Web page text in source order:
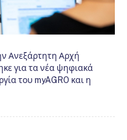
Ανεξάρτητη Αρχή
για τα νέα ψηφιακά
του myAGRO και η